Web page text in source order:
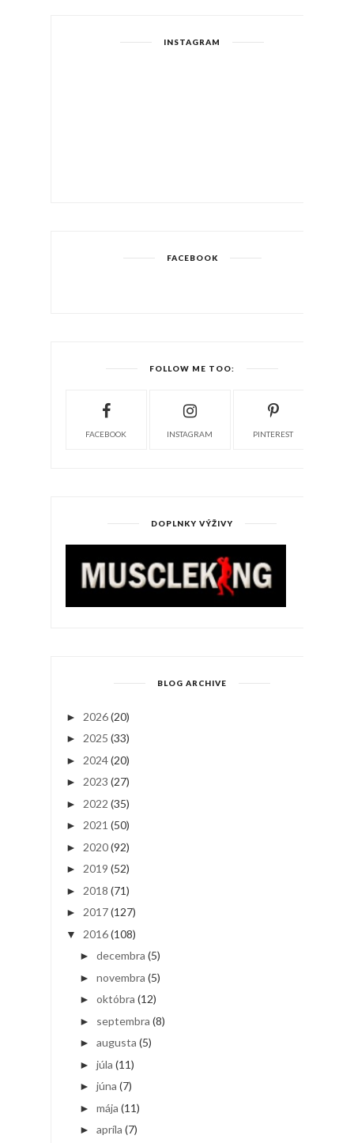
INSTAGRAM
FACEBOOK
FOLLOW ME TOO:
FACEBOOK INSTAGRAM PINTEREST
DOPLNKY VÝŽIVY
BLOG ARCHIVE
► 2026(20)
► 2025 (33)
► 2024(20)
► 2023 (27)
► 2022 (35)
► 2021 (50)
► 2020(92)
► 2019 (52)
► 2018 (71)
► 2017(127)
▼ 2016(108)
► decembra (5)
► novembra (5)
► októbra (12)
► septembra (8)
► augusta (5)
► júla (11)
► júna (7)
► mája (11)
► apríla (7)